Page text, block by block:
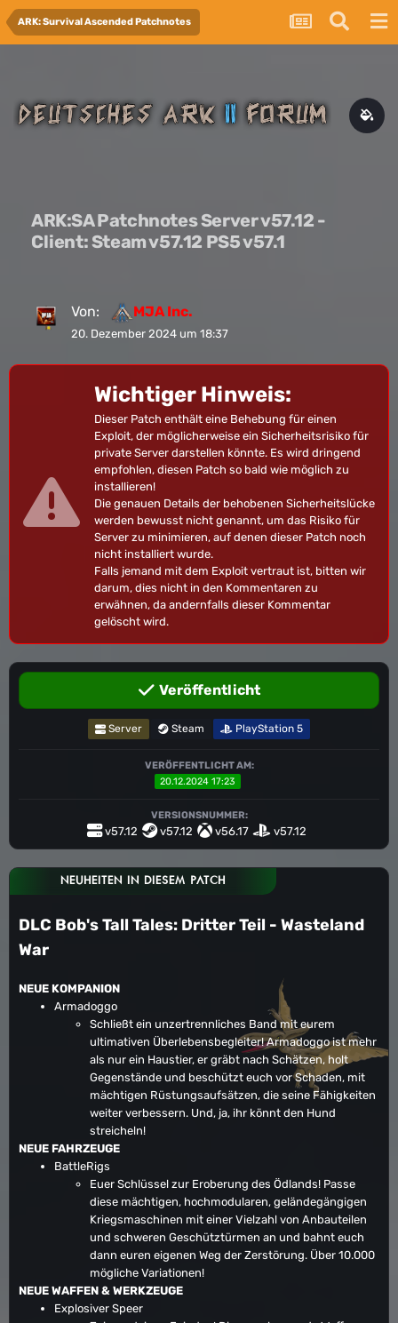
ARK: Survival Ascended Patchnotes
ARK:SA Patchnotes Server v57.12 -
Client: Steam v57.12 PS5 v57.1
Von: MJA Inc.
20. Dezember 2024 um 18:37
Wichtiger Hinweis:
Dieser Patch enthält eine Behebung für einen
Exploit, der möglicherweise ein Sicherheitsrisiko für
private Server darstellen könnte. Es wird dringend
empfohlen, diesen Patch so bald wie möglich zu
installieren!
Die genauen Details der behobenen Sicherheitslücke
werden bewusst nicht genannt, um das Risiko für
Server zu minimieren, auf denen dieser Patch noch
nicht installiert wurde.
Falls jemand mit dem Exploit vertraut ist, bitten wir
darum, dies nicht in den Kommentaren zu
erwähnen, da andernfalls dieser Kommentar
gelöscht wird.
Veröffentlicht
Server Steam PlayStation 5
VERÖFFENTLICHT AM:
20.12.2024 17:23
VERSIONSNUMMER:
v57.12 v57.12 v56.17 v57.12
NEUHEITEN IN DIESEM PATCH
DLC Bob's Tall Tales: Dritter Teil - Wasteland
War
NEUE KOMPANION
Armadoggo
Schließt ein unzertrennliches Band mit eurem
ultimativen Überlebensbegleiter! Armadoggo ist mehr
als nur ein Haustier, er gräbt nach Schätzen, holt
Gegenstände und beschützt euch vor Schaden, mit
mächtigen Rüstungsaufsätzen, die seine Fähigkeiten
weiter verbessern. Und, ja, ihr könnt den Hund
streicheln!
NEUE FAHRZEUGE
BattleRigs
Euer Schlüssel zur Eroberung des Ödlands! Passe
diese mächtigen, hochmodularen, geländegängigen
Kriegsmaschinen mit einer Vielzahl von Anbauteilen
und schweren Geschütztürmen an und bahnt euch
dann euren eigenen Weg der Zerstörung. Über 10.000
mögliche Variationen!
NEUE WAFFEN & WERKZEUGE
Explosiver Speer